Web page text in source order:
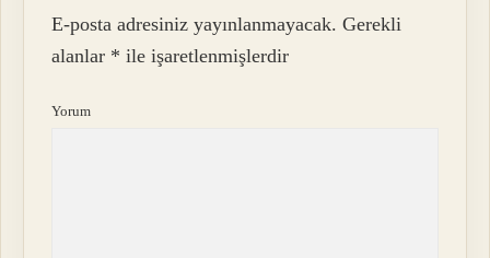
E-posta adresiniz yayınlanmayacak. Gerekli
alanlar * ile işaretlenmişlerdir
Yorum